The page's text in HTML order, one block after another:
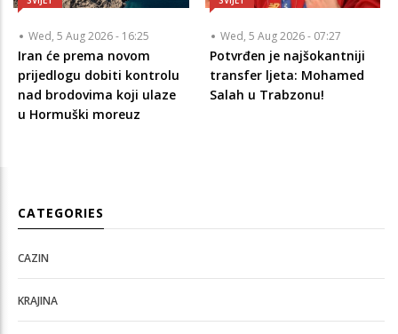
Wed, 5 Aug 2026 - 16:25
Iran će prema novom
prijedlogu dobiti kontrolu
nad brodovima koji ulaze
u Hormuški moreuz
Wed, 5 Aug 2026 - 07:27
Potvrđen je najšokantniji
transfer ljeta: Mohamed
Salah u Trabzonu!
CATEGORIES
CAZIN
KRAJINA